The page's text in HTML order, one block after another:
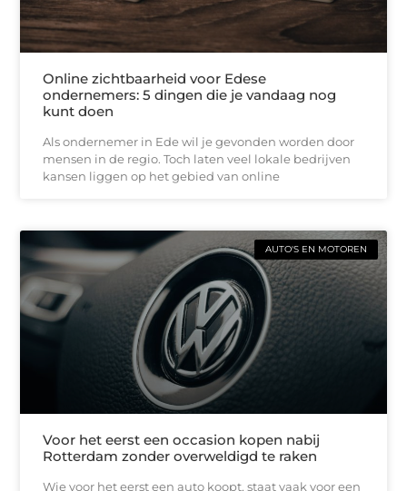
Online zichtbaarheid voor Edese
ondernemers: 5 dingen die je vandaag nog
kunt doen
Als ondernemer in Ede wil je gevonden worden door
mensen in de regio. Toch laten veel lokale bedrijven
kansen liggen op het gebied van online
AUTO'S EN MOTOREN
Voor het eerst een occasion kopen nabij
Rotterdam zonder overweldigd te raken
Wie voor het eerst een auto koopt, staat vaak voor een